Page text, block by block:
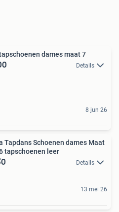
dames maat 7
Details
8 jun 26
Tapdans Schoenen dames Maat
36 US 6 tapschoenen leer
Details
13 mei 26